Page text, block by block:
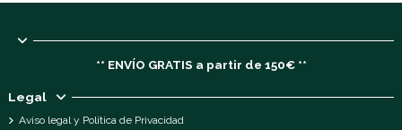
** ENVÍO GRATIS a partir de 150€ **
Legal
Aviso legal y Política de Privacidad